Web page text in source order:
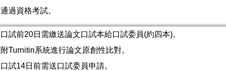
通過資格考試。
口試前20日需繳送論文口試本給口試委員(約四本)。
附Turnitin系統進行論文原創性比對。
口試14日前需送口試委員申請。